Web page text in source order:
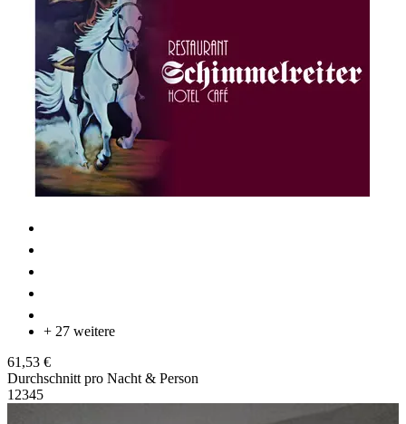
+ 27 weitere
61,53 €
Durchschnitt pro Nacht & Person
1 2345